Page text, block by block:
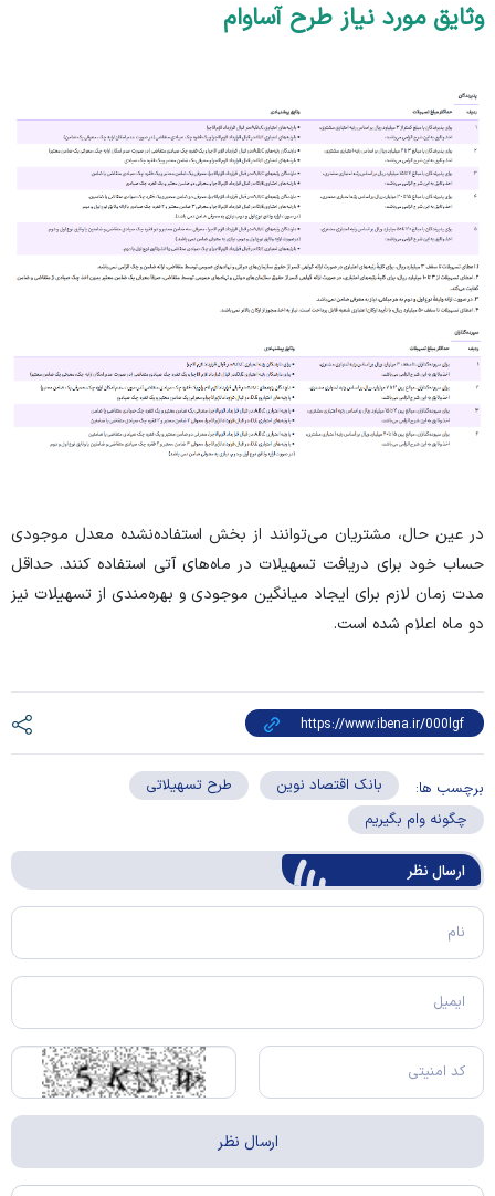
وثایق مورد نیاز طرح آساوام
در عین حال، مشتریان می‌توانند از بخش استفاده‌نشده معدل موجودی
حساب خود برای دریافت تسهیلات در ماه‌های آتی استفاده کنند. حداقل
مدت زمان لازم برای ایجاد میانگین موجودی و بهره‌مندی از تسهیلات نیز
دو ماه اعلام شده است.
برچسب ها: بانک اقتصاد نوین
طرح تسهیلاتی
چگونه وام بگیریم
ارسال‌ نظر